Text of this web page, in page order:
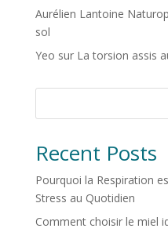
Aurélien Lantoine
sol
Yeo sur La torsion assis
Recent Posts
Pourquoi la Respiration
Stress au Quotidien
Comment choisir le miel